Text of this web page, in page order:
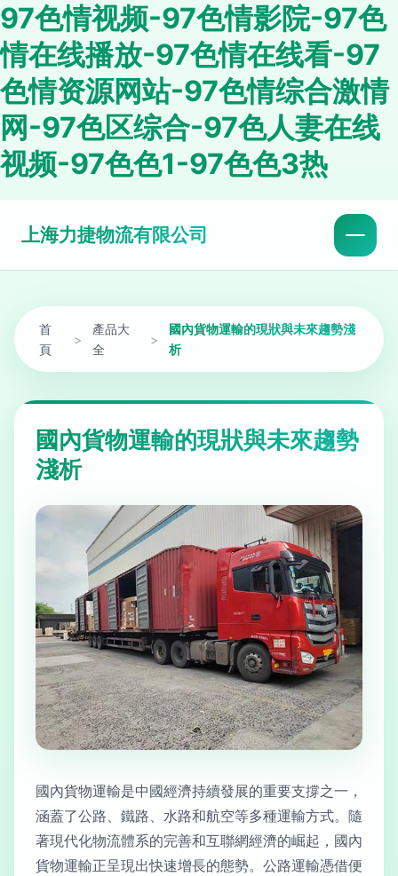
97色情视频-97色情影院-97色
情在线播放-97色情在线看-97
色情资源网站-97色情综合激情
网-97色区综合-97色人妻在线
视频-97色色1-97色色3热
上海力捷物流有限公司
首
頁
>
產品大
全
>
國內貨物運輸的現狀與未來趨勢淺
析
國內貨物運輸的現狀與未來趨勢
淺析
國內貨物運輸是中國經濟持續發展的重要支撐之一，
涵蓋了公路、鐵路、水路和航空等多種運輸方式。隨
著現代化物流體系的完善和互聯網經濟的崛起，國內
貨物運輸正呈現出快速增長的態勢。公路運輸憑借便